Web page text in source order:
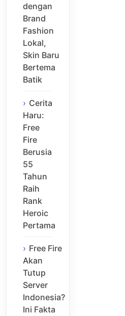
dengan
Brand
Fashion
Lokal,
Skin Baru
Bertema
Batik
Cerita
Haru:
Free
Fire
Berusia
55
Tahun
Raih
Rank
Heroic
Pertama
Free Fire
Akan
Tutup
Server
Indonesia?
Ini Fakta